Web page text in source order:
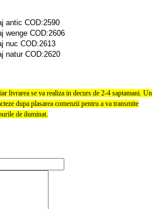
antic COD:2590
wenge COD:2606
nuc COD:2613
natur COD:2620
livrarea se va realiza in decurs de 2-4 saptamani. Un
dupa plasarea comenzii pentru a va transmite
de iluminat.